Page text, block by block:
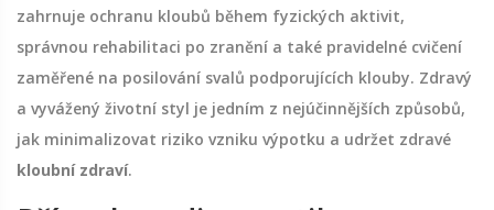
zahrnuje ochranu kloubů během fyzických aktivit,
správnou rehabilitaci po zranění a také pravidelné cvičení
zaměřené na posilování svalů podporujících klouby. Zdravý
a vyvážený životní styl je jedním z nejúčinnějších způsobů,
jak minimalizovat riziko vzniku výpotku a udržet zdravé
kloubní zdraví.